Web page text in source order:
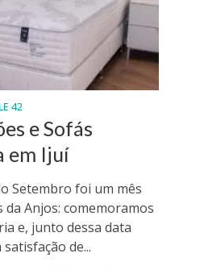
42
e Sofás
em Ijuí
Setembro foi um mês
Anjos: comemoramos
e, junto dessa data
de...